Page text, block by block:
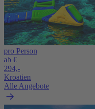
pro Person
ab €
294,-
Kroatien
Alle Angebote